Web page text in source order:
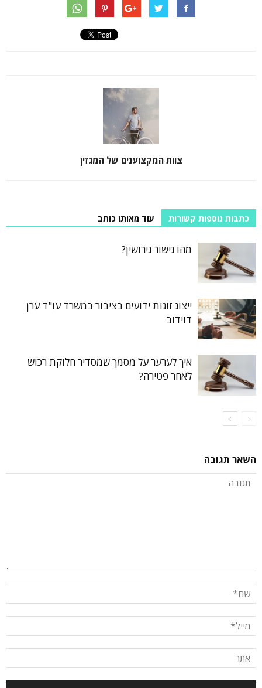
צוות המקצוענים של המגזין
כתבות נוספות קשורות עוד מאותו כותב
מהו גישור גירושין?
ייצוג זוגות ידועים בציבור במשרד עו"ד ערן
דוידוב
איך לערער על מסמך שמסדיר חלוקת רכוש
לאחר פטירה?
השאר תגובה